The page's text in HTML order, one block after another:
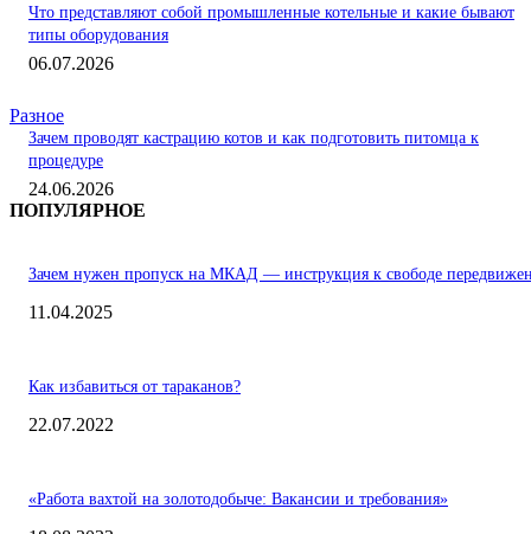
Что представляют собой промышленные котельные и какие бывают
типы оборудования
06.07.2026
Разное
Зачем проводят кастрацию котов и как подготовить питомца к
процедуре
24.06.2026
ПОПУЛЯРНОЕ
Зачем нужен пропуск на МКАД — инструкция к свободе
11.04.2025
Как избавиться от тараканов?
22.07.2022
«Работа вахтой на золотодобыче: Вакансии и требования»